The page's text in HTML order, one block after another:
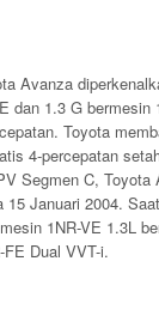
Avanza
dan 1.3 G bermesin
Toyota
4-percepatan
Segmen C, Toyota
15 Januari 2004.
1NR-VE 1.3L
Dual VVT-i.